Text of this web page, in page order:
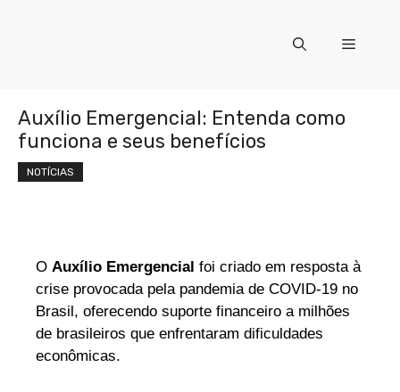
Auxílio Emergencial: Entenda como
funciona e seus benefícios
NOTÍCIAS
O Auxílio Emergencial foi criado em resposta à
crise provocada pela pandemia de COVID-19 no
Brasil, oferecendo suporte financeiro a milhões
de brasileiros que enfrentaram dificuldades
econômicas.